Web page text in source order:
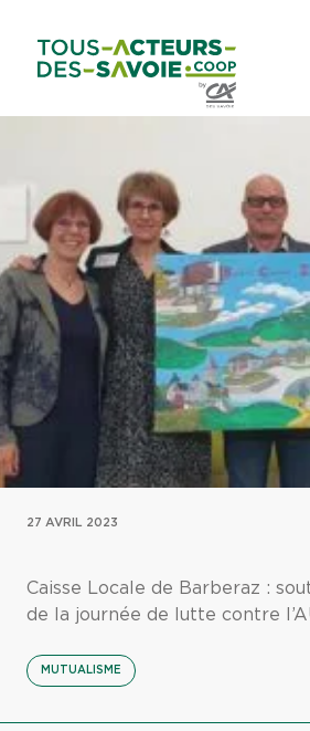
contenu
principal
27 AVRIL 2023
Caisse Locale de Barberaz :
de la journée de lutte contre
MUTUALISME